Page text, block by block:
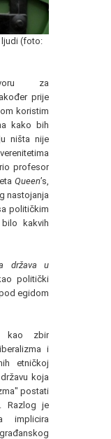
ljudi (foto:
za
prije
koristim
kako bih
ništa nije
profesor
Queen’s,
nastojanja
političkim
kakvih
država u
politički
egidom
kao zbir
i
etničkoj
koja
postati
Razlog je
implicira